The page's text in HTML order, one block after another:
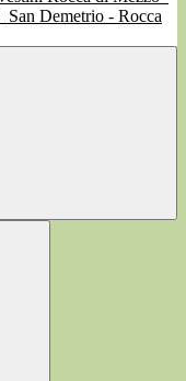
San Demetrio - Rocca